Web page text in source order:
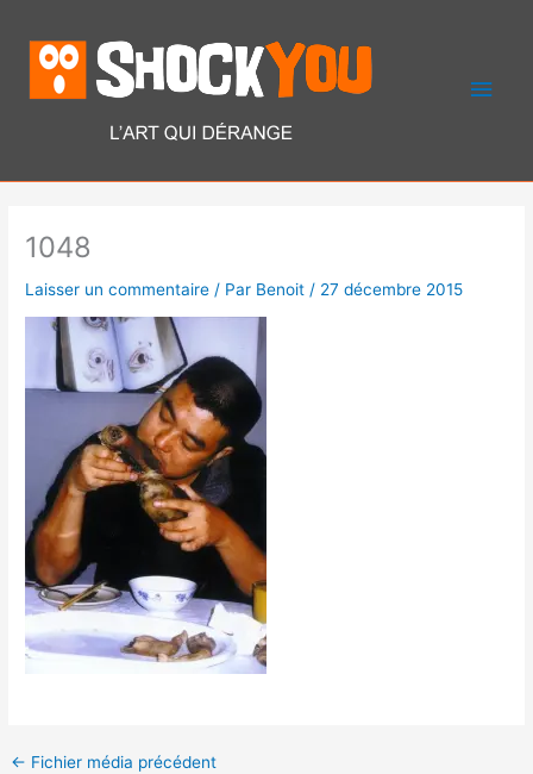
contenu
1048
Laisser un commentaire / Par Benoit / 27 décembre 2015
← Fichier média précédent